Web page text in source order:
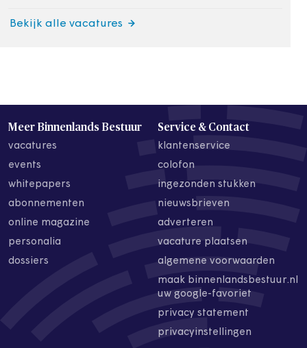
Bekijk alle vacatures
Meer Binnenlands Bestuur
vacatures
events
whitepapers
abonnementen
online magazine
personalia
dossiers
Service & Contact
klantenservice
colofon
ingezonden stukken
nieuwsbrieven
adverteren
vacature plaatsen
algemene voorwaarden
maak binnenlandsbestuur.nl
uw google-favoriet
privacy statement
privacyinstellingen